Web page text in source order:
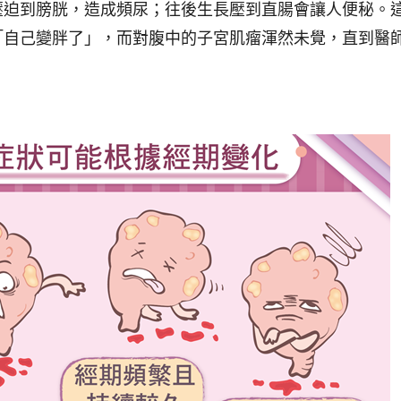
到膀胱，造成頻尿；往後生長壓到直腸會讓人便秘。
己變胖了」，而對腹中的子宮肌瘤渾然未覺，直到醫